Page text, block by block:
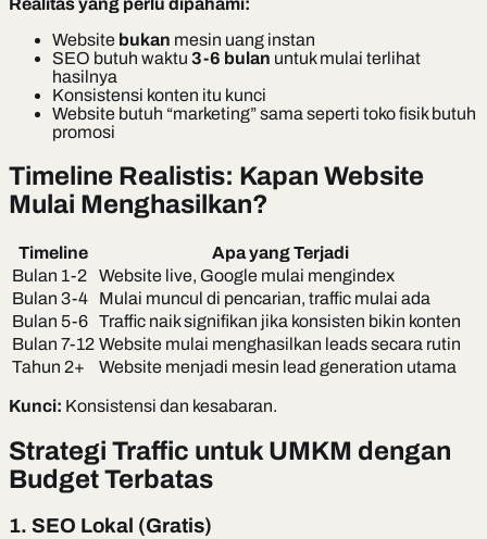
Website bukan mesin uang instan
SEO butuh waktu 3-6 bulan untuk mulai terlihat
hasilnya
Konsistensi konten itu kunci
Website butuh “marketing” sama seperti toko fisik butuh
promosi
Timeline Realistis: Kapan Website
Mulai Menghasilkan?
Timeline
Apa yang Terjadi
Bulan 1-2
Website live, Google mulai mengindex
Bulan 3-4
Mulai muncul di pencarian, traffic mulai ada
Bulan 5-6 Traffic naik signifikan jika konsisten bikin konten
Bulan 7-12 Website mulai menghasilkan leads secara rutin
Tahun 2+
Website menjadi mesin lead generation utama
Kunci: Konsistensi dan kesabaran.
Strategi Traffic untuk UMKM dengan
Budget Terbatas
1. SEO Lokal (Gratis)